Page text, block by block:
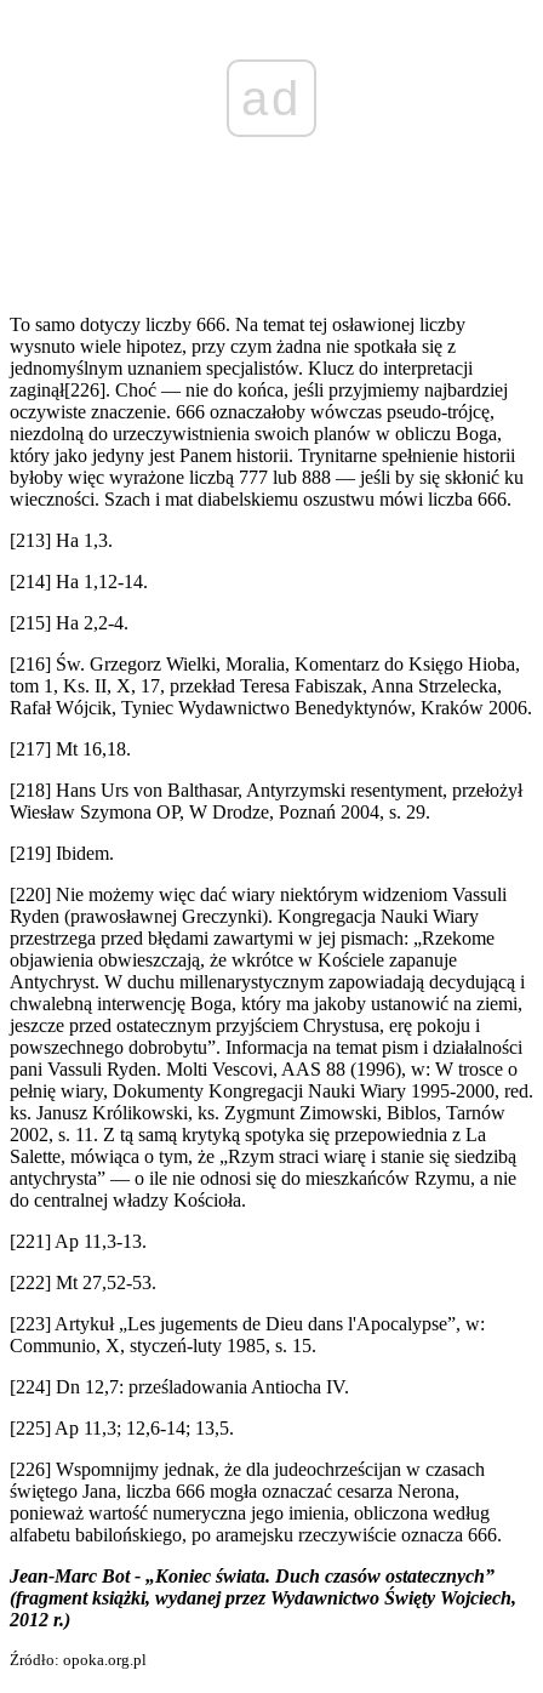
ad
To samo dotyczy liczby 666. Na temat tej osławionej liczby
wysnuto wiele hipotez, przy czym żadna nie spotkała się z
jednomyślnym uznaniem specjalistów. Klucz do interpretacji
zaginął[226]. Choć — nie do końca, jeśli przyjmiemy najbardziej
oczywiste znaczenie. 666 oznaczałoby wówczas pseudo-trójcę,
niezdolną do urzeczywistnienia swoich planów w obliczu Boga,
który jako jedyny jest Panem historii. Trynitarne spełnienie historii
byłoby więc wyrażone liczbą 777 lub 888 — jeśli by się skłonić ku
wieczności. Szach i mat diabelskiemu oszustwu mówi liczba 666.
[213] Ha 1,3.
[214] Ha 1,12-14.
[215] Ha 2,2-4.
[216] Św. Grzegorz Wielki, Moralia, Komentarz do Księgo Hioba,
tom 1, Ks. II, X, 17, przekład Teresa Fabiszak, Anna Strzelecka,
Rafał Wójcik, Tyniec Wydawnictwo Benedyktynów, Kraków 2006.
[217] Mt 16,18.
[218] Hans Urs von Balthasar, Antyrzymski resentyment, przełożył
Wiesław Szymona OP, W Drodze, Poznań 2004, s. 29.
[219] Ibidem.
[220] Nie możemy więc dać wiary niektórym widzeniom Vassuli
Ryden (prawosławnej Greczynki). Kongregacja Nauki Wiary
przestrzega przed błędami zawartymi w jej pismach: „Rzekome
objawienia obwieszczają, że wkrótce w Kościele zapanuje
Antychryst. W duchu millenarystycznym zapowiadają decydującą i
chwalebną interwencję Boga, który ma jakoby ustanowić na ziemi,
jeszcze przed ostatecznym przyjściem Chrystusa, erę pokoju i
powszechnego dobrobytu”. Informacja na temat pism i działalności
pani Vassuli Ryden. Molti Vescovi, AAS 88 (1996), w: W trosce o
pełnię wiary, Dokumenty Kongregacji Nauki Wiary 1995-2000, red.
ks. Janusz Królikowski, ks. Zygmunt Zimowski, Biblos, Tarnów
2002, s. 11. Z tą samą krytyką spotyka się przepowiednia z La
Salette, mówiąca o tym, że „Rzym straci wiarę i stanie się siedzibą
antychrysta” — o ile nie odnosi się do mieszkańców Rzymu, a nie
do centralnej władzy Kościoła.
[221] Ap 11,3-13.
[222] Mt 27,52-53.
[223] Artykuł „Les jugements de Dieu dans l'Apocalypse”, w:
Communio, X, styczeń-luty 1985, s. 15.
[224] Dn 12,7: prześladowania Antiocha IV.
[225] Ap 11,3; 12,6-14; 13,5.
[226] Wspomnijmy jednak, że dla judeochrześcijan w czasach
świętego Jana, liczba 666 mogła oznaczać cesarza Nerona,
ponieważ wartość numeryczna jego imienia, obliczona według
alfabetu babilońskiego, po aramejsku rzeczywiście oznacza 666.
Jean-Marc Bot - „Koniec świata. Duch czasów ostatecznych”
(fragment książki, wydanej przez Wydawnictwo Święty Wojciech,
2012 r.)
Źródło: opoka.org.pl